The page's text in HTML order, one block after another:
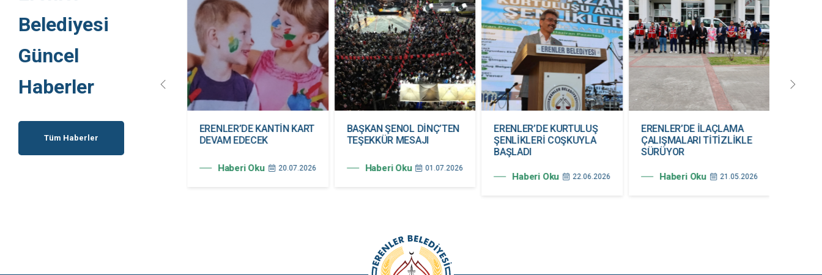
Belediyesi
Güncel
Haberler
Tüm Haberler
KADIN KULÜBÜ HİZMETE
ERENLER’DE KANTİN KART
DEVAM EDECEK
Haberi Oku 20.07.2026
BAŞKAN ŞENOL DİNÇ’TEN
TEŞEKKÜR MESAJI
Haberi Oku 01.07.2026
ERENLER’DE KURTULUŞ
ŞENLİKLERİ COŞKUYLA
BAŞLADI
Haberi Oku 22.06.2026
ERENLER’DE İLAÇLAMA
ÇALIŞMALARI TİTİZLİKLE
SÜRÜYOR
Haberi Oku 21.05.2026